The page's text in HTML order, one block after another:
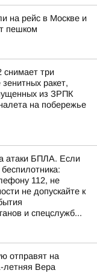
на рейс в Москве и
пешком
снимает три
ракет,
из ЗРПК
на побережье
атаки БПЛА. Если
112, не
не допускайте к
и спецслужб...
отправят на
летняя Вера